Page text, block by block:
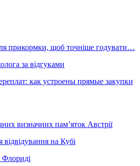
прикормки, щоб точніше годувати…
за відгуками
как устроены прямые закупки
визначних пам’яток Австрії
на Кубі